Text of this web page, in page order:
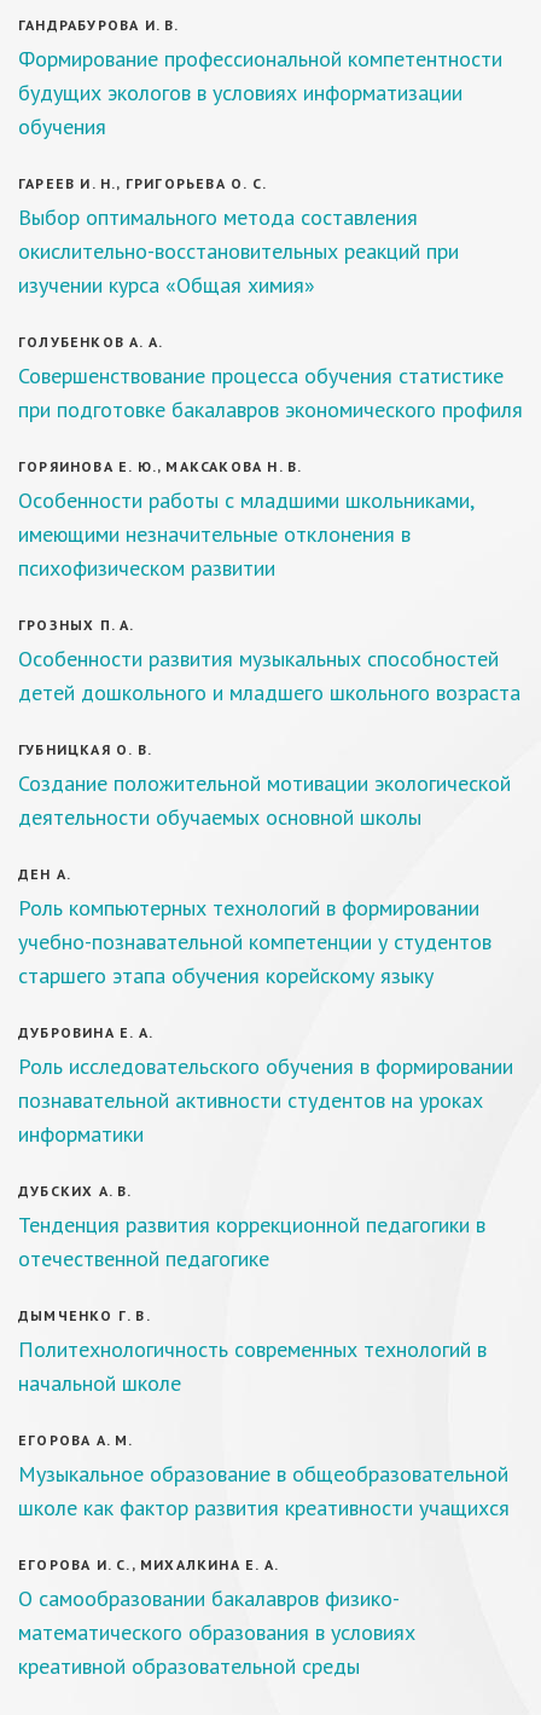
ГАНДРАБУРОВА И. В.
Формирование профессиональной компетентности
будущих экологов в условиях информатизации
обучения
ГАРЕЕВ И. Н., ГРИГОРЬЕВА О. С.
Выбор оптимального метода составления
окислительно-восстановительных реакций при
изучении курса «Общая химия»
ГОЛУБЕНКОВ А. А.
Совершенствование процесса обучения статистике
при подготовке бакалавров экономического профиля
ГОРЯИНОВА Е. Ю., МАКСАКОВА Н. В.
Особенности работы с младшими школьниками,
имеющими незначительные отклонения в
психофизическом развитии
ГРОЗНЫХ П. А.
Особенности развития музыкальных способностей
детей дошкольного и младшего школьного возраста
ГУБНИЦКАЯ О. В.
Создание положительной мотивации экологической
деятельности обучаемых основной школы
ДЕН А.
Роль компьютерных технологий в формировании
учебно-познавательной компетенции у студентов
старшего этапа обучения корейскому языку
ДУБРОВИНА Е. А.
Роль исследовательского обучения в формировании
познавательной активности студентов на уроках
информатики
ДУБСКИХ А. В.
Тенденция развития коррекционной педагогики в
отечественной педагогике
ДЫМЧЕНКО Г. В.
Политехнологичность современных технологий в
начальной школе
ЕГОРОВА А. М.
Музыкальное образование в общеобразовательной
школе как фактор развития креативности учащихся
ЕГОРОВА И. С., МИХАЛКИНА Е. А.
О самообразовании бакалавров физико-
математического образования в условиях
креативной образовательной среды